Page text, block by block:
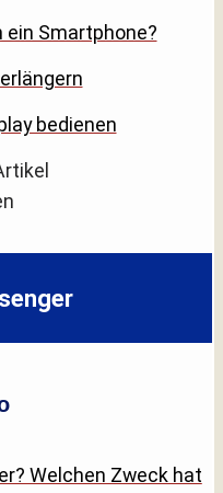
Smartphone?
bedienen
Welchen Zweck hat